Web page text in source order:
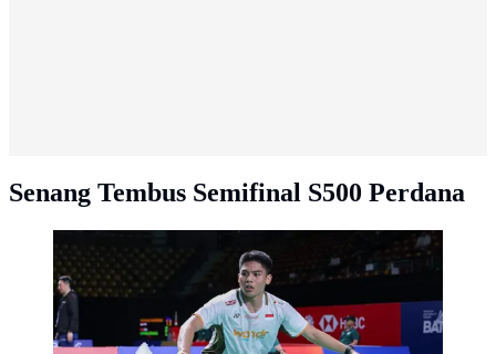
Senang Tembus Semifinal S500 Perdana